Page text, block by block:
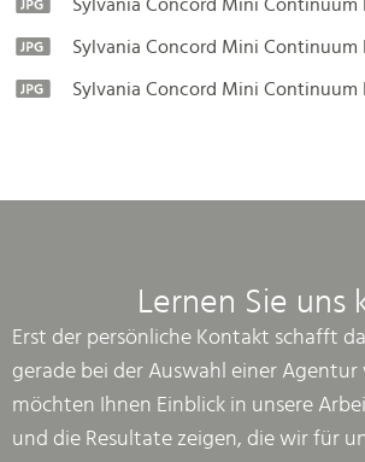
Sylvania Concord Mini Continuum
Sylvania Concord Mini Continuum
Sylvania Concord Mini
Lernen Sie uns
Erst der persönliche Kontakt schafft
gerade bei der Auswahl einer
möchten Ihnen Einblick in unsere
und die Resultate zeigen, die wir für